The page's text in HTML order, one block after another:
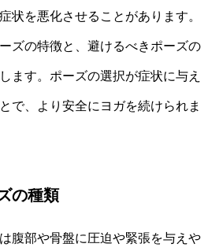
状を悪化させることがあります。
ズの特徴と、避けるべきポーズの
ます。ポーズの選択が症状に与え
で、より安全にヨガを続けられま
の種類
腹部や骨盤に圧迫や緊張を与えや